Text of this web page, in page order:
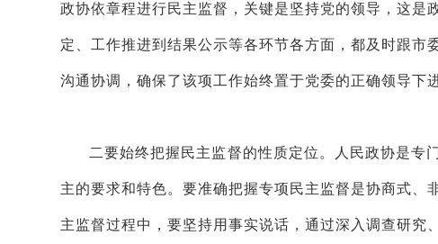
政协依章程进行民主监督，关键是坚持党的领导，这是
定、工作推进到结果公示等各环节各方面，都及时跟
沟通协调，确保了该项工作始终置于党委的正确领导下
二要始终把握民主监督的性质定位。人民政协是专
主的要求和特色。要准确把握专项民主监督是协商式
主监督过程中，要坚持用事实说话，通过深入调查研